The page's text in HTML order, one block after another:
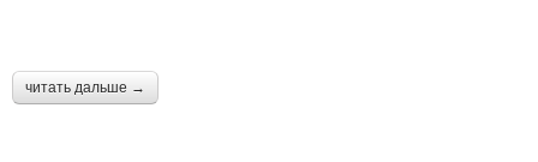
читать дальше →